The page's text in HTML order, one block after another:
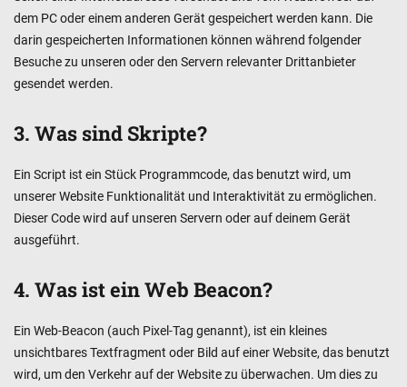
dem PC oder einem anderen Gerät gespeichert werden kann. Die
darin gespeicherten Informationen können während folgender
Besuche zu unseren oder den Servern relevanter Drittanbieter
gesendet werden.
3. Was sind Skripte?
Ein Script ist ein Stück Programmcode, das benutzt wird, um
unserer Website Funktionalität und Interaktivität zu ermöglichen.
Dieser Code wird auf unseren Servern oder auf deinem Gerät
ausgeführt.
4. Was ist ein Web Beacon?
Ein Web-Beacon (auch Pixel-Tag genannt), ist ein kleines
unsichtbares Textfragment oder Bild auf einer Website, das benutzt
wird, um den Verkehr auf der Website zu überwachen. Um dies zu